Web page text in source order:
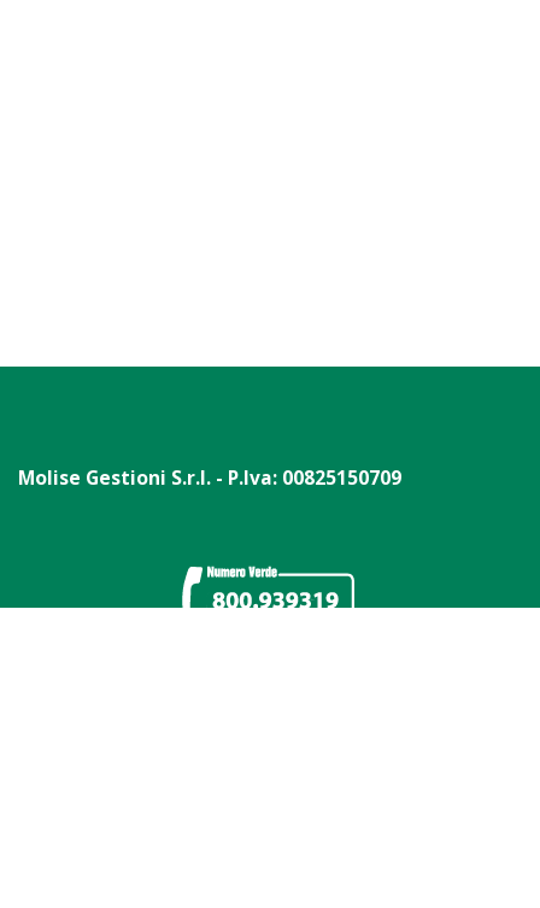
Molise Gestioni S.r.l. - P.Iva: 00825150709